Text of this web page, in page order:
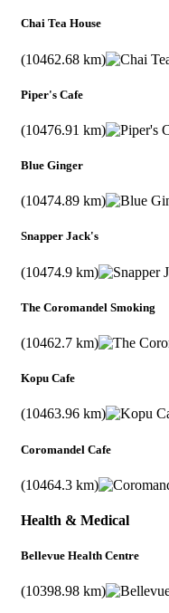
Chai Tea House
(10462.68 km)
Piper's Cafe
(10476.91 km)
Blue Ginger
(10474.89 km)
Snapper Jack's
(10474.9 km)
The Coromandel Smoking
(10462.7 km)
Kopu Cafe
(10463.96 km)
Coromandel Cafe
(10464.3 km)
Health & Medical
Bellevue Health Centre
(10398.98 km)